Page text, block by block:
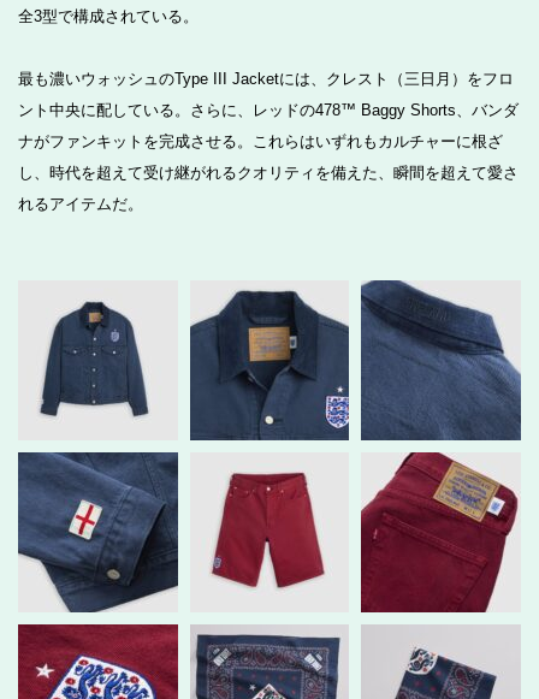
全3型で構成されている。
最も濃いウォッシュのType III Jacketには、クレスト（三日月）をフロ
ント中央に配している。さらに、レッドの478™ Baggy Shorts、バンダ
ナがファンキットを完成させる。これらはいずれもカルチャーに根ざ
し、時代を超えて受け継がれるクオリティを備えた、瞬間を超えて愛さ
れるアイテムだ。